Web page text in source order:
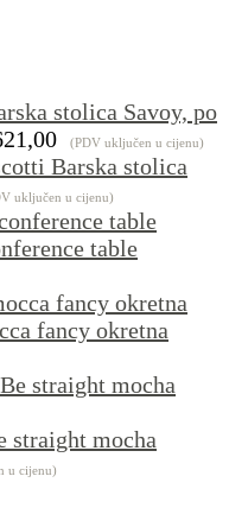
stolica Savoy, po
(PDV uključen u cijenu)
Barska stolica
uključen u cijenu)
table
fancy okretna
straight mocha
u cijenu)